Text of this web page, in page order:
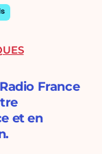
France
et en